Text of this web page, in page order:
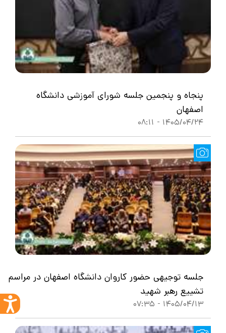
پنجاه و پنجمین جلسه شورای آموزشی دانشگاه
اصفهان
1405/04/24 - 08:11
جلسه توجیهی حضور کاروان دانشگاه اصفهان در مراسم
تشییع رهبر شهید
1405/04/13 - 07:35